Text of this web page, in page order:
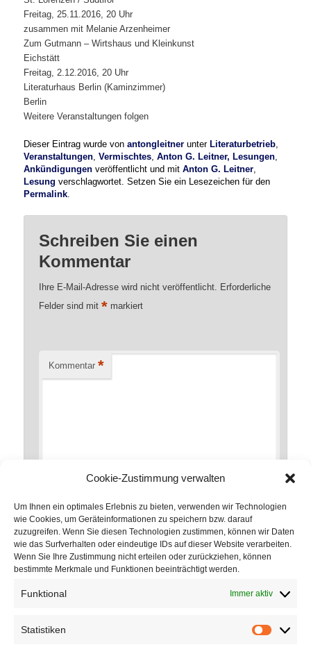
Cookie-Zustimmung verwalten
Um Ihnen ein optimales Erlebnis zu bieten, verwenden wir Technologien
wie Cookies, um Geräteinformationen zu speichern bzw. darauf
zuzugreifen. Wenn Sie diesen Technologien zustimmen, können wir Daten
wie das Surfverhalten oder eindeutige IDs auf dieser Website verarbeiten.
Wenn Sie Ihre Zustimmung nicht erteilen oder zurückziehen, können
bestimmte Merkmale und Funktionen beeinträchtigt werden.
Funktional Immer aktiv
Statistiken
Freitag, 25.11.2016, 20 Uhr
zusammen mit Melanie Arzenheimer
Zum Gutmann – Wirtshaus und Kleinkunst
Eichstätt
Freitag, 2.12.2016, 20 Uhr
Literaturhaus Berlin (Kaminzimmer)
Berlin
Weitere Veranstaltungen folgen
Dieser Eintrag wurde vonantongleitner unter Literaturbetrieb,
Veranstaltungen,Vermischtes,Anton G. Leitner, Lesungen,
Ankündigungen veröffentlicht und mitAnton G. Leitner,
Lesung verschlagwortet. Setzen Sie ein Lesezeichen für den
Permalink.
Schreiben Sie einen
Kommentar
Ihre E-Mail-Adresse wird nicht veröffentlicht. Erforderliche
Felder sind mit* markiert
Kommentar *
Name *